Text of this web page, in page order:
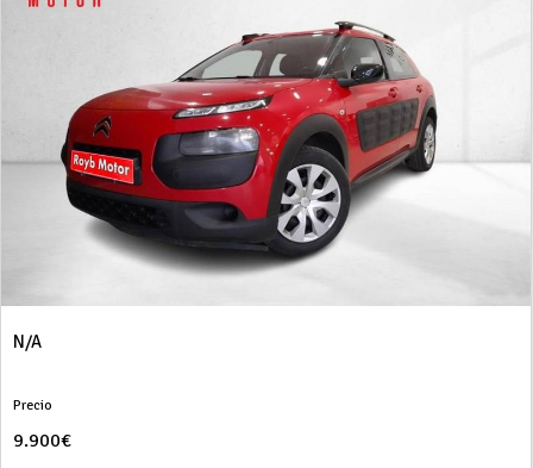
N/A
Precio
9.900€